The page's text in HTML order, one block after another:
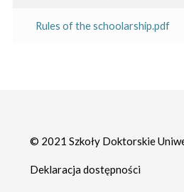
Rules of the schoolarship.pdf
© 2021 Szkoły Doktorskie
Deklaracja dostępności